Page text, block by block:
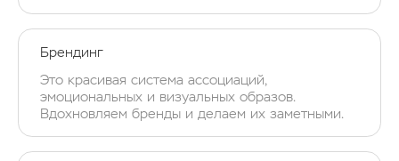
Брендинг
Это красивая система ассоциаций,
эмоциональных и визуальных образов.
Вдохновляем бренды и делаем их заметными.